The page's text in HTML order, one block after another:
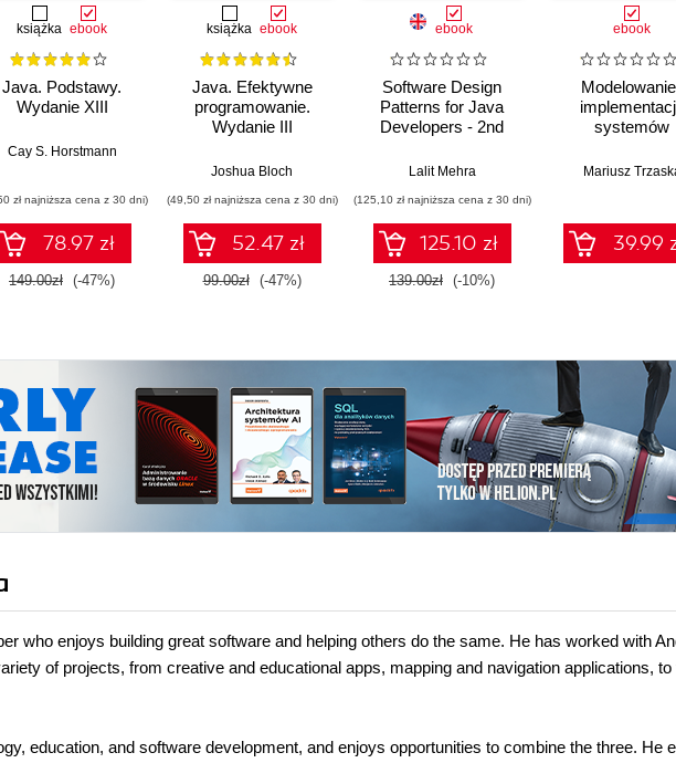
książka ebook
Java. Podstawy.
Wydanie XIII
Cay S. Horstmann
zł najniższa cena z 30 dni)
78.97 zł
149.00zł (-47%)
książka ebook
Java. Efektywne
programowanie.
Wydanie III
Joshua Bloch
(49,50 zł najniższa cena z 30 dni)
52.47 zł
99.00zł (-47%)
ebook
Software Design
Patterns for Java
Developers - 2nd
Lalit Mehra
(125,10 zł najniższa cena z 30 dni)
125.10 zł
139.00zł (-10%)
ebook
systemów
Mariusz
39.99
who enjoys building great software and helping others do the same. He has worked with
of projects, from creative and educational apps, mapping and navigation applications, to
education, and software development, and enjoys opportunities to combine the three. He